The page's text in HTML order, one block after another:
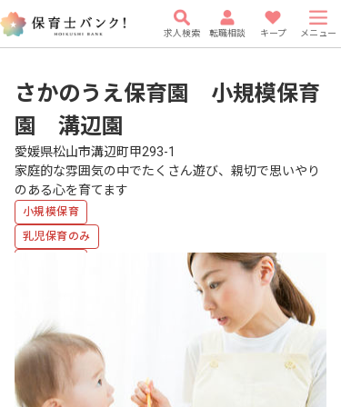
求人検索 転職相談 キープ メニュー
さかのうえ保育園 小規模保育
園 溝辺園
愛媛県松山市溝辺町甲293-1
家庭的な雰囲気の中でたくさん遊び、親切で思いやり
のある心を育てます
小規模保育
乳児保育のみ
有給